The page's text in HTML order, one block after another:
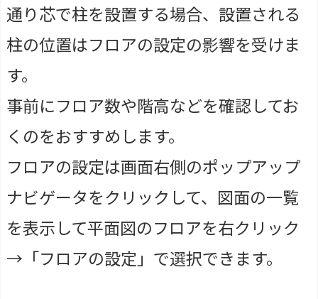
通り芯で柱を設置する場合、設置される
柱の位置はフロアの設定の影響を受けま
す。
事前にフロア数や階高などを確認してお
くのをおすすめします。
フロアの設定は画面右側のポップアップ
ナビゲータをクリックして、図面の一覧
を表示して平面図のフロアを右クリック
→「フロアの設定」で選択できます。